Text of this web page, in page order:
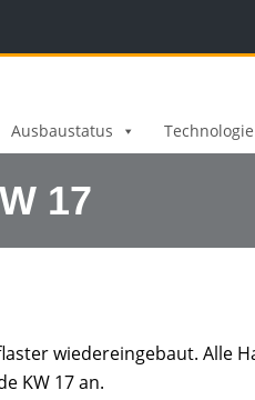
Ausbaustatus Technologie
17
wiedereingebaut. Alle
KW 17 an.